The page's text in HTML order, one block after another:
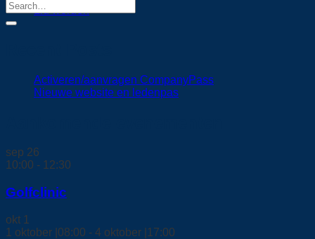
Lid worden
Activeren/aanvragen CompanyPass
Nieuwe website en ledenpas
sep 26
10:00 - 12:30
Golfclinic
okt 1
1 oktober |08:00 - 4 oktober |17:00